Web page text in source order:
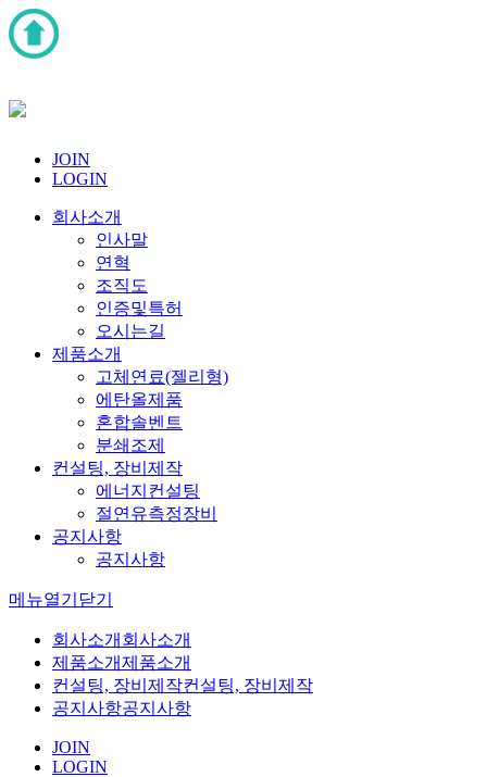
JOIN
LOGIN
회사소개
인사말
연혁
조직도
인증및특허
오시는길
제품소개
고체연료(젤리형)
에탄올제품
혼합솔벤트
분쇄조제
컨설팅, 장비제작
에너지컨설팅
절연유측정장비
공지사항
공지사항
메뉴열기 닫기
회사소개 회사소개
제품소개제품소개
컨설팅, 장비제작컨설팅, 장비제작
공지사항공지사항
JOIN
LOGIN